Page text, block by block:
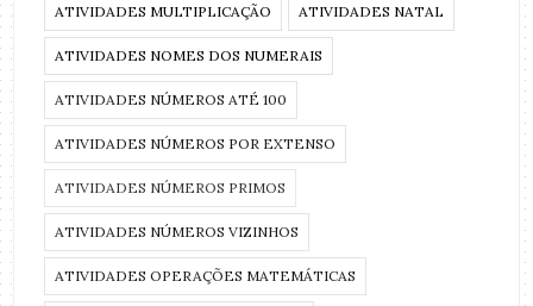
ATIVIDADES MULTIPLICAÇÃO ATIVIDADES NATAL
ATIVIDADES NOMES DOS NUMERAIS
ATIVIDADES NÚMEROS ATÉ 100
ATIVIDADES NÚMEROS POR EXTENSO
ATIVIDADES NÚMEROS PRIMOS
ATIVIDADES NÚMEROS VIZINHOS
ATIVIDADES OPERAÇÕES MATEMÁTICAS